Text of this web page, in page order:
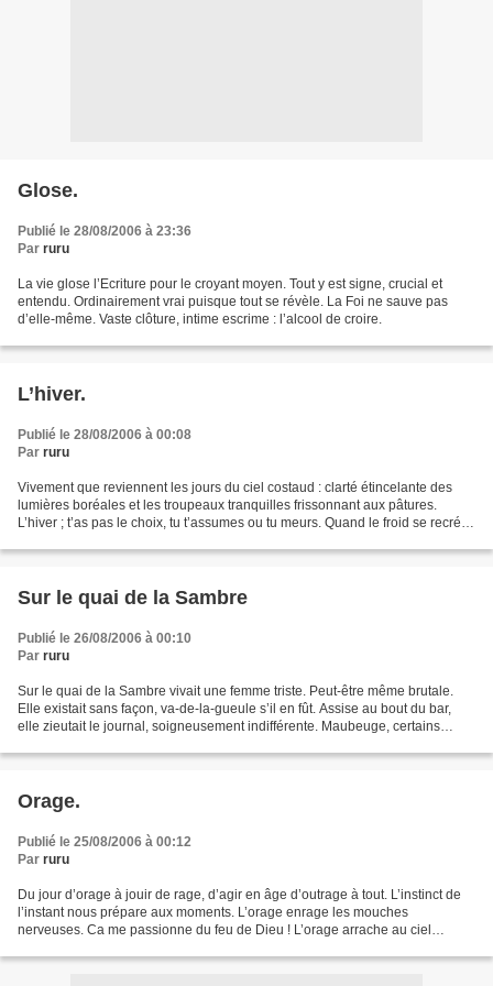
Glose.
Publié le 28/08/2006 à 23:36
Par ruru
La vie glose l’Ecriture pour le croyant moyen. Tout y est signe, crucial et
entendu. Ordinairement vrai puisque tout se révèle. La Foi ne sauve pas
d’elle-même. Vaste clôture, intime escrime : l’alcool de croire.
L’hiver.
Publié le 28/08/2006 à 00:08
Par ruru
Vivement que reviennent les jours du ciel costaud : clarté étincelante des
lumières boréales et les troupeaux tranquilles frissonnant aux pâtures.
L’hiver ; t’as pas le choix, tu t’assumes ou tu meurs. Quand le froid se recrée,
Sur le quai de la Sambre
Publié le 26/08/2006 à 00:10
Par ruru
Sur le quai de la Sambre vivait une femme triste. Peut-être même brutale.
Elle existait sans façon, va-de-la-gueule s’il en fût. Assise au bout du bar,
elle zieutait le journal, soigneusement indifférente. Maubeuge, certains
Orage.
Publié le 25/08/2006 à 00:12
Par ruru
Du jour d’orage à jouir de rage, d’agir en âge d’outrage à tout. L’instinct de
l’instant nous prépare aux moments. L’orage enrage les mouches
nerveuses. Ca me passionne du feu de Dieu ! L’orage arrache au ciel